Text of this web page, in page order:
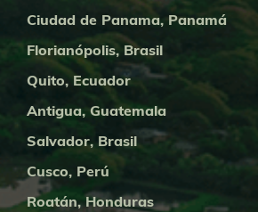
Ciudad de Panama, Panamá
Florianópolis, Brasil
Quito, Ecuador
Antigua, Guatemala
Salvador, Brasil
Cusco, Perú
Roatán, Honduras